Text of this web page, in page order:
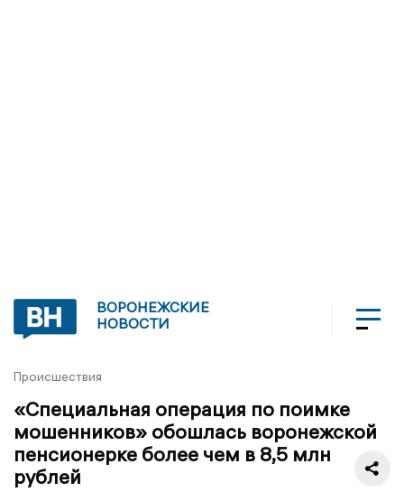
ВОРОНЕЖСКИЕ
НОВОСТИ
Происшествия
«Специальная операция по поимке
мошенников» обошлась воронежской
пенсионерке более чем в 8,5 млн
рублей